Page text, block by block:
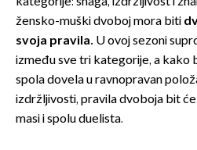
žensko-muški dvoboj mora biti
svoja pravila. U ovoj sezoni
između sve tri kategorije, a kako
spola dovela u ravnopravan
izdržljivosti, pravila dvoboja bit
masi i spolu duelista.